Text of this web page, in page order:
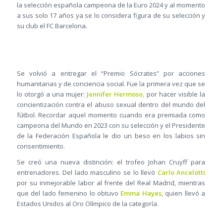
la selección española campeona de la Euro 2024 y al momento
a sus solo 17 años ya se lo considera figura de su selección y
su club el FC Barcelona.
Se volvió a entregar el “Premio Sócrates” por acciones
humanitarias y de conciencia social. Fue la primera vez que se
lo otorgó a una mujer: Jennifer Hermoso, por hacer visible la
concientización contra el abuso sexual dentro del mundo del
fútbol. Recordar aquel momento cuando era premiada como
campeona del Mundo en 2023 con su selección y el Presidente
de la Federación Española le dio un beso en los labios sin
consentimiento.
Se creó una nueva distinción: el trofeo Johan Cruyff para
entrenadores. Del lado masculino se lo llevó Carlo Ancelotti
por su inmejorable labor al frente del Real Madrid, mientras
que del lado femenino lo obtuvo Emma Hayes, quien llevó a
Estados Unidos al Oro Olímpico de la categoría.